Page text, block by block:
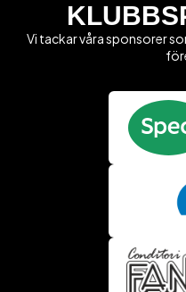
Vi tackar våra sponsorer